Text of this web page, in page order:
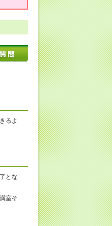
るよ
とな
室そ